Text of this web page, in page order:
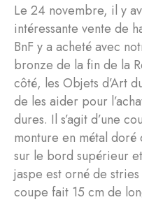
Le 24 novembre, il y
intéressante vente de
BnF y a acheté avec
bronze de la fin de la
côté, les Objets d’Art
de les aider pour
dures. Il s’agit d’une
monture en métal doré
sur le bord supérieur
jaspe est orné de
coupe fait 15 cm de